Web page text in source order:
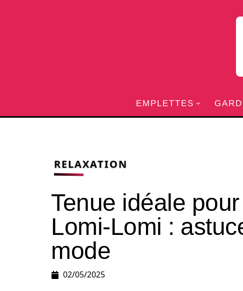
EMPLETTES
RELAXATION
Tenue idéale
Lomi-Lomi :
mode
02/05/2025